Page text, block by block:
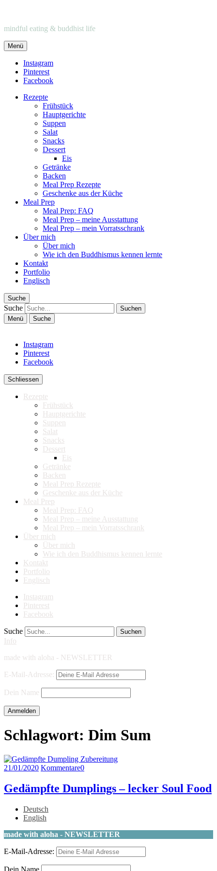
mindful eating & buddhist life
Menü
Instagram
Pinterest
Facebook
Rezepte
Frühstück
Hauptgerichte
Suppen
Salat
Snacks
Dessert
Eis
Getränke
Backen
Meal Prep Rezepte
Geschenke aus der Küche
Meal Prep
Meal Prep: FAQ
Meal Prep – meine Ausstattung
Meal Prep – mein Vorratsschrank
Über mich
Über mich
Wie ich den Buddhismus kennen lernte
Kontakt
Portfolio
Englisch
Suche
Suche
Menü Suche
Instagram
Pinterest
Facebook
Schliessen
Rezepte
Frühstück
Hauptgerichte
Suppen
Salat
Snacks
Dessert
Eis
Getränke
Backen
Meal Prep Rezepte
Geschenke aus der Küche
Meal Prep
Meal Prep: FAQ
Meal Prep – meine Ausstattung
Meal Prep – mein Vorratsschrank
Über mich
Über mich
Wie ich den Buddhismus kennen lernte
Kontakt
Portfolio
Englisch
Instagram
Pinterest
Facebook
Suche
Info
made with aloha - NEWSLETTER
E-Mail-Adresse:
Dein Name
Schlagwort: Dim Sum
21/01/2020 Kommentare0
Gedämpfte Dumplings – lecker Soul Food
Deutsch
English
made with aloha - NEWSLETTER
E-Mail-Adresse:
Dein Name